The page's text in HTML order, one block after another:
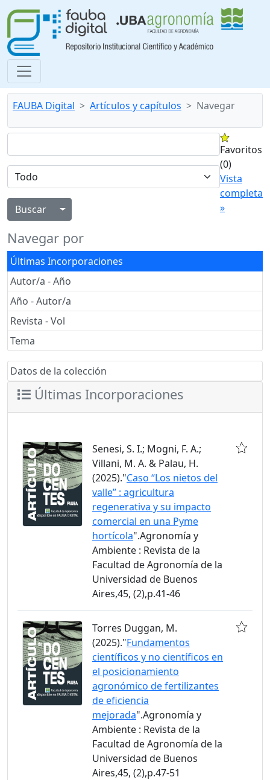
FAUBA Digital Artículos y capítulos Navegar
Alternar menú desplegable
Favoritos
(0)
Vista
completa
»
Navegar por
Últimas Incorporaciones
Autor/a - Año
Año - Autor/a
Revista - Vol
Tema
Datos de la colección
Últimas Incorporaciones
Senesi, S. I.; Mogni, F. A.;
Villani, M. A. & Palau, H.
(2025)."Caso “Los nietos del
valle” : agricultura
regenerativa y su impacto
comercial en una Pyme
hortícola".Agronomía y
Ambiente : Revista de la
Facultad de Agronomía de la
Universidad de Buenos
Aires,45, (2),p.41-46
Torres Duggan, M.
(2025)."Fundamentos
científicos y no científicos en
el posicionamiento
agronómico de fertilizantes
de eficiencia
mejorada".Agronomía y
Ambiente : Revista de la
Facultad de Agronomía de la
Universidad de Buenos
Aires,45, (2),p.47-51